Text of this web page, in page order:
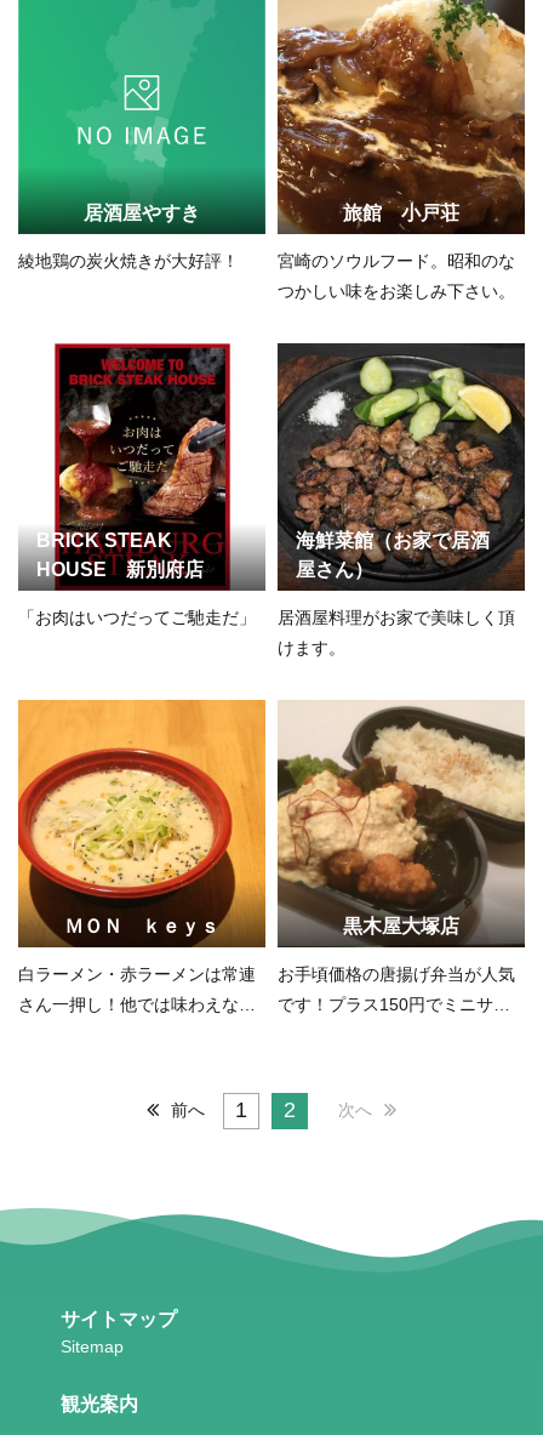
居酒屋やすき
綾地鶏の炭火焼きが大好評！
旅館 小戸荘
宮崎のソウルフード。昭和のな
つかしい味をお楽しみ下さい。
BRICK STEAK
HOUSE 新別府店
「お肉はいつだってご馳走だ」
海鮮菜館（お家で居酒
屋さん）
居酒屋料理がお家で美味しく頂
けます。
ＭＯＮ ｋｅｙｓ
白ラーメン・赤ラーメンは常連
さん一押し！他では味わえない
黒木屋大塚店
お手頃価格の唐揚げ弁当が人気
です！プラス150円でミニサラ
前へ 1 2 次へ
サイトマップ
観光案内